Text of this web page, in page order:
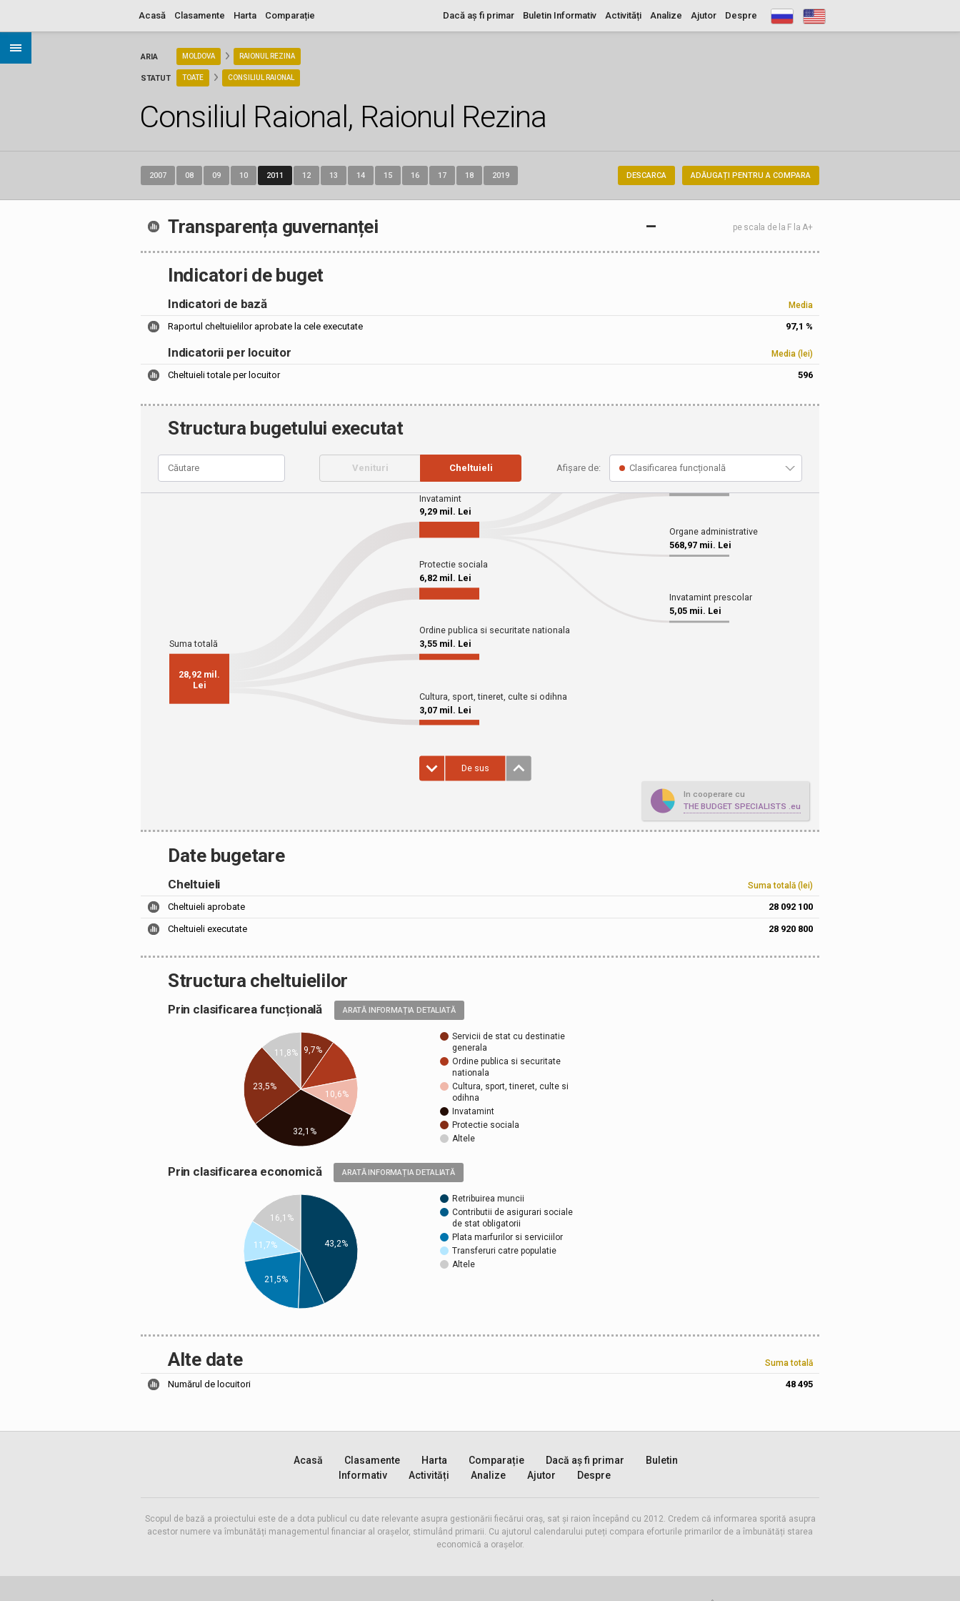
Acasă Despre
Clasamente Ajutor
Analize
Harta Activități
Buletin Informativ
Comparație Dacă aș fi primar
ARIA
STATUT
MOLDOVA RAIONUL REZINA
TOATE CONSILIUL RAIONAL
Consiliul Raional, Raionul Rezina
2007 08 09 10 2011 12 13 14 15 16 17 18 2019 ADĂUGAȚI PENTRU A COMPARA
DESCARCA
Transparența guvernanței – pe scala de la F la A+
Indicatori de buget
Indicatori de bază Media
Raportul cheltuielilor aprobate la cele executate 97,1 %
Indicatorii per locuitor Media (lei)
Cheltuieli totale per locuitor 596
Structura bugetului executat
In cooperare cu
THE BUDGET SPECIALISTS .eu
Date bugetare
Cheltuieli Suma totală (lei)
Cheltuieli aprobate 28 092 100
Cheltuieli executate 28 920 800
Structura cheltuielilor
Prin clasificarea funcțională ARATĂ INFORMAȚIA DETALIATĂ
Servicii de stat cu destinatie
generala
Ordine publica si securitate
nationala
Cultura, sport, tineret, culte si
odihna
Invatamint
Protectie sociala
Altele
9,7%
10,6%
11,8%
23,5%
32,1%
Prin clasificarea economică ARATĂ INFORMAȚIA DETALIATĂ
Retribuirea muncii
Contributii de asigurari sociale
de stat obligatorii
Plata marfurilor si serviciilor
Transferuri catre populatie
Altele
43,2%
16,1%
11,7%
21,5%
Alte date Suma totală
Numărul de locuitori 48 495
Acasă Clasamente Harta Comparație Dacă aș fi primar
Buletin
Informativ
Activități Analize Ajutor Despre
Scopul de bază a proiectului este de a dota publicul cu date relevante asupra gestionării fiecărui oraș, sat și raion începând cu 2012. Credem că informarea sporită asupra
acestor numere va îmbunătăți managementul financiar al orașelor, stimulând primarii. Cu ajutorul calendarului puteți compara eforturile primarilor de a îmbunătăți starea
economică a orașelor.